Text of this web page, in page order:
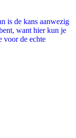
is de kans aanwezig
want hier kun je
voor de echte